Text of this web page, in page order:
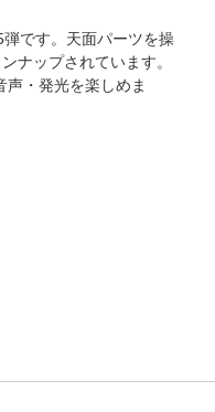
法人窓口
IR情報
です。天面パーツを操
ナップされています。
声・発光を楽しめま